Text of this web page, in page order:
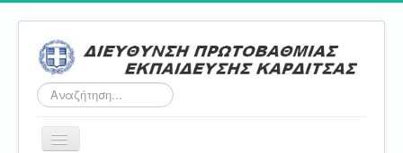
Αναζήτηση...
Εναλλαγή